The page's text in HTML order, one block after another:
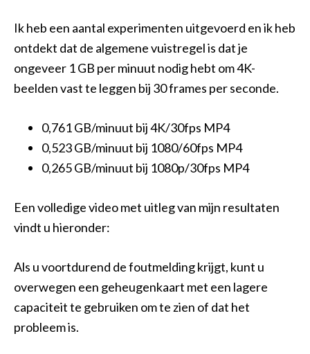
Ik heb een aantal experimenten uitgevoerd en ik heb
ontdekt dat de algemene vuistregel is dat je
ongeveer 1 GB per minuut nodig hebt om 4K-
beelden vast te leggen bij 30 frames per seconde.
0,761 GB/minuut bij 4K/30fps MP4
0,523 GB/minuut bij 1080/60fps MP4
0,265 GB/minuut bij 1080p/30fps MP4
Een volledige video met uitleg van mijn resultaten
vindt u hieronder:
Als u voortdurend de foutmelding krijgt, kunt u
overwegen een geheugenkaart met een lagere
capaciteit te gebruiken om te zien of dat het
probleem is.